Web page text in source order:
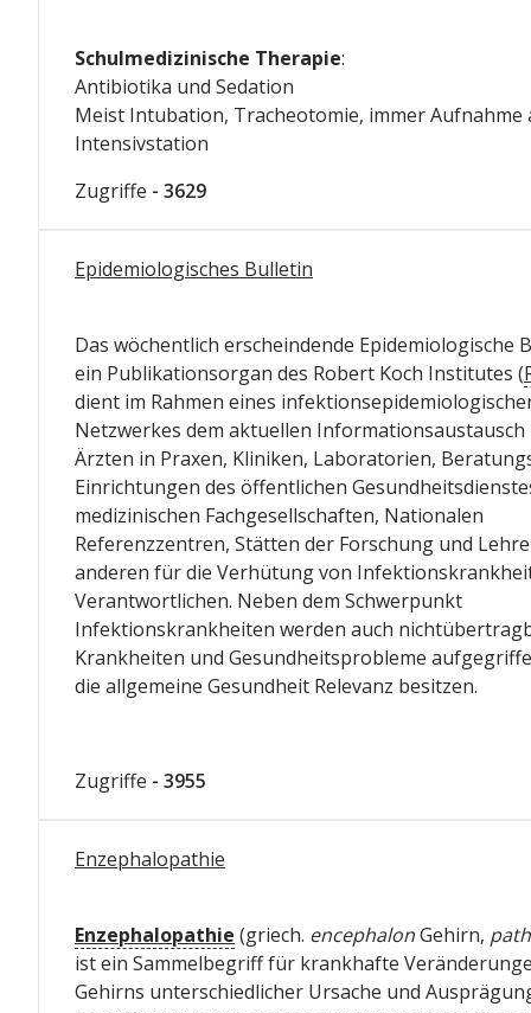
Schulmedizinische Therapie:
Antibiotika und Sedation
Meist Intubation, Tracheotomie, immer Aufnahme
Intensivstation
Zugriffe - 3629
Epidemiologisches Bulletin
Das wöchentlich erscheindende Epidemiologische
ein Publikationsorgan des Robert Koch Institutes (
dient im Rahmen eines
Netzwerkes dem aktuellen Informationsaustausch
Ärzten in Praxen, Kliniken, Laboratorien,
Einrichtungen des öffentlichen
medizinischen Fachgesellschaften, Nationalen
Referenzzentren, Stätten der Forschung und
anderen für die Verhütung von
Verantwortlichen. Neben dem Schwerpunkt
Infektionskrankheiten werden auch
Krankheiten und Gesundheitsprobleme
die allgemeine Gesundheit Relevanz besitzen.
Zugriffe - 3955
Enzephalopathie
Enzephalopathie (griech. encephalonGehirn,
ist ein Sammelbegriff für krankhafte
Gehirns unterschiedlicher Ursache und